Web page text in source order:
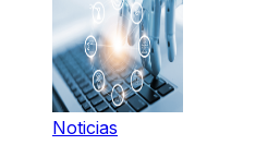
Noticias